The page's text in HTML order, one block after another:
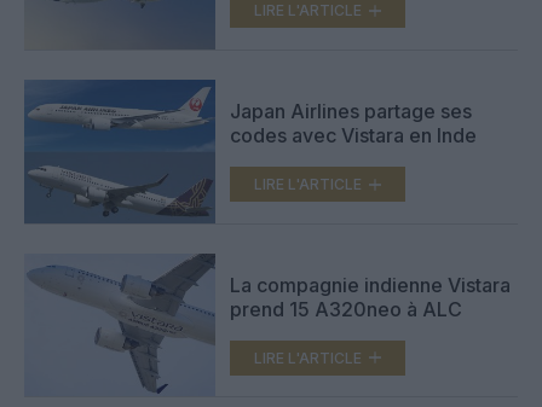
LIRE L'ARTICLE
Japan Airlines partage ses
codes avec Vistara en Inde
LIRE L'ARTICLE
La compagnie indienne Vistara
prend 15 A320neo à ALC
LIRE L'ARTICLE